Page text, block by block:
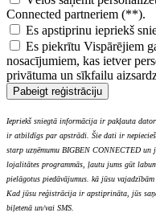
Connected partneriem (**).
Es apstiprinu iepriekš
Es piekrītu Vispārējiem
nosacījumiem, kas ietver
privātuma un sīkfailu
Pabeigt reģistrāciju
Iepriekš sniegtā informācija ir pakļauta
ir atbildīgs par apstrādi. Šie dati ir
starp uzņēmumu BIGBEN CONNECTED
lojalitātes programmās, ļautu jums gūt
pielāgotus piedāvājumus. kā jūsu
Kad jūsu reģistrācija ir apstiprināta, jūs
biļetenā un/vai SMS.